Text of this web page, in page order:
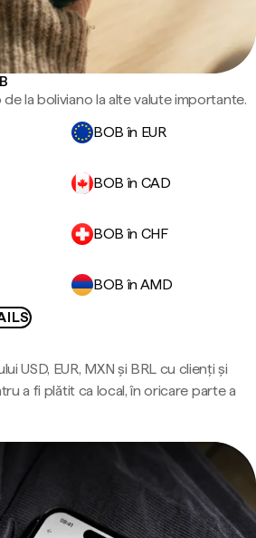
la boliviano la alte valute importante.
BOB în EUR
BOB în CAD
BOB în CHF
BOB în AMD
USD, EUR, MXN și BRL cu clienți și
a fi plătit ca local, în oricare parte a